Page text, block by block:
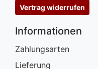
Vertrag widerrufen
Informationen
Zahlungsarten
Lieferung